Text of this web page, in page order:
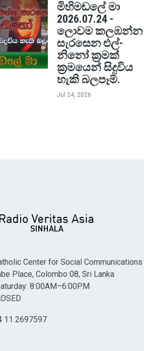
මිහිමඬලේ මා
2026.07.24 -
ලොවම කලඹන්න
සැරසෙන එල්-
නිනෝ ක්‍රමක්
ක්‍රමයෙන් සිදුවිය
හැකි බලපෑම්.
Jul 24, 2026
Center for Social Communications
Place, Colombo 08, Sri Lanka
8:00AM–6:00PM
11 2697597